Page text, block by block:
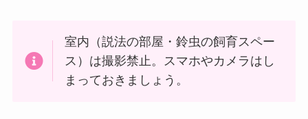
室内（説法の部屋・鈴虫の飼育スペー
ス）は撮影禁止。スマホやカメラはし
まっておきましょう。